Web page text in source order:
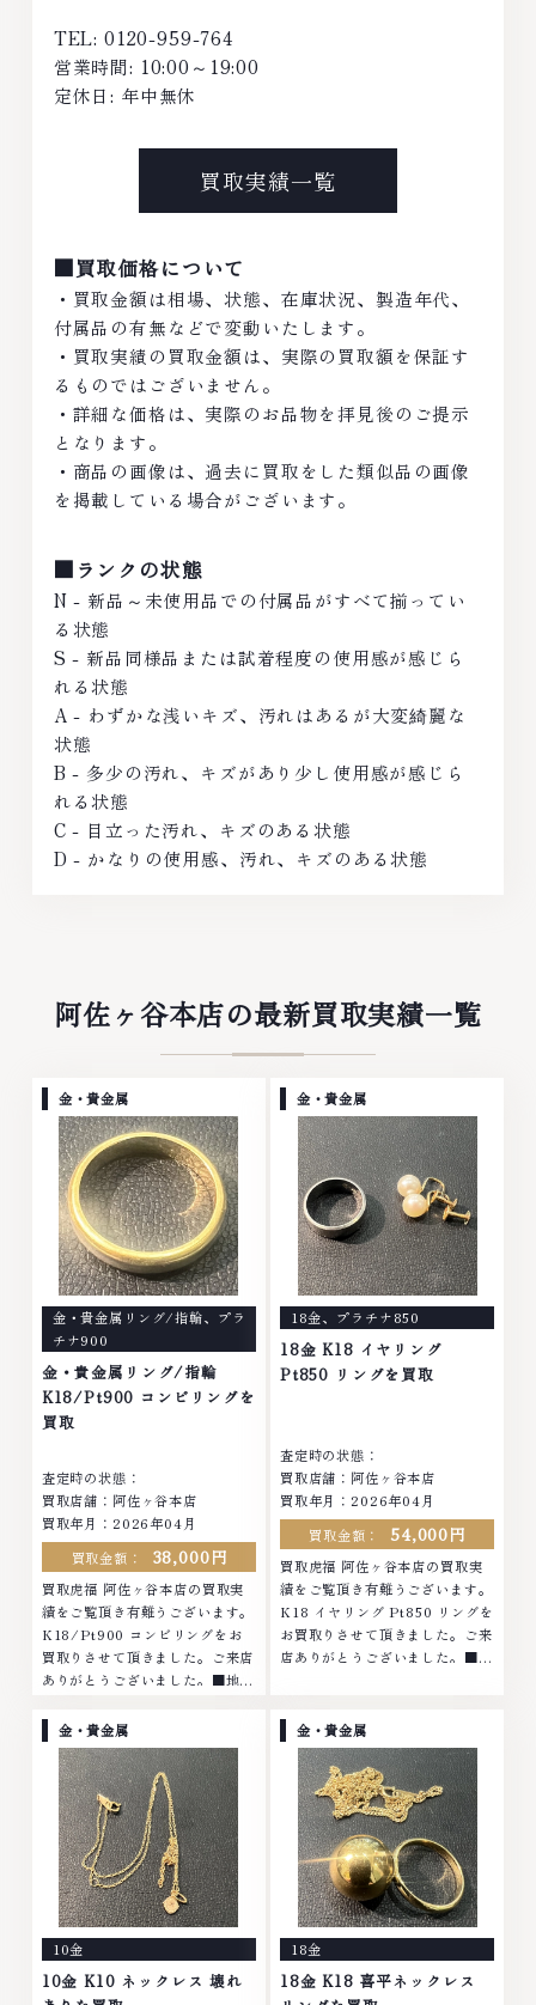
TEL: 0120-959-764
営業時間: 10:00～19:00
定休日: 年中無休
買取実績一覧
■買取価格について
・買取金額は相場、状態、在庫状況、製造年代、
付属品の有無などで変動いたします。
・買取実績の買取金額は、実際の買取額を保証す
るものではございません。
・詳細な価格は、実際のお品物を拝見後のご提示
となります。
・商品の画像は、過去に買取をした類似品の画像
を掲載している場合がございます。
■ランクの状態
N - 新品～未使用品での付属品がすべて揃ってい
る状態
S - 新品同様品または試着程度の使用感が感じら
れる状態
A - わずかな浅いキズ、汚れはあるが大変綺麗な
状態
B - 多少の汚れ、キズがあり少し使用感が感じら
れる状態
C - 目立った汚れ、キズのある状態
D - かなりの使用感、汚れ、キズのある状態
阿佐ヶ谷本店の最新買取実績一覧
金・貴金属
金・貴金属リング/指輪、 プラ
チナ900
金・貴金属リング/指輪
K18/Pt900 コンビリングを
買取
査定時の状態：
買取店舗：阿佐ヶ谷本店
買取年月：2026年04月
買取金額：
38,000円
買取虎福 阿佐ヶ谷本店の買取実
績をご覧頂き有難うございます。
K18/Pt900 コンビリングをお
買取りさせて頂きました。ご来店
ありがとうございました。■地域
ヤモンド ブランド品 ブランド衣
類 お酒買取りのことなら、お任
せくださいなかでも金・プラチナ
等のアクセサリー・貴金属・宝
石・ダイヤモンド・ジュエリーや
ブランド品・時計等は特に自信を
持って、高額査定を実現しており
ます。 古くて使わなくなってし
まったアクセサリー、動かなくな
ってしまった腕時計、多くのお品
物の高価買取りを実現しており、
他店ではお値段の付かなかったお
品物でも、一点一点丁寧に無料で
金・貴金属
18金、 プラチナ850
18金 K18 イヤリング
Pt850 リングを買取
査定時の状態：
買取店舗：阿佐ヶ谷本店
買取年月：2026年04月
買取金額：
54,000円
買取虎福 阿佐ヶ谷本店の買取実
績をご覧頂き有難うございます。
K18 イヤリング Pt850 リングを
お買取りさせて頂きました。ご来
店ありがとうございました。■地
衣類 お酒買取りのことなら、お
任せくださいなかでも金・プラチ
ナ等のアクセサリー・貴金属・宝
石・ダイヤモンド・ジュエリーや
ブランド品・時計等は特に自信を
持って、高額査定を実現しており
ます。 古くて使わなくなってし
まったアクセサリー、動かなくな
ってしまった腕時計、多くのお品
物の高価買取りを実現しており、
他店ではお値段の付かなかったお
品物でも、一点一点丁寧に無料で
査定します。お気軽にご連絡くだ
金・貴金属
10金
10金 K10 ネックレス 壊れ
金・貴金属
18金
18金 K18 喜平ネックレス